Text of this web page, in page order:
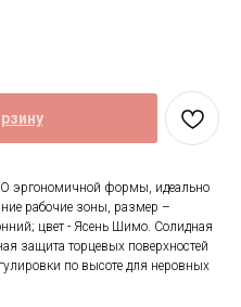
эргономичной формы, идеально
рабочие зоны, размер –
цвет - Ясень Шимо. Солидная
защита торцевых поверхностей
по высоте для неровных